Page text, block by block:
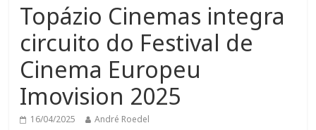
Topázio Cinemas integra
circuito do Festival de
Cinema Europeu
Imovision 2025
16/04/2025 André Roedel